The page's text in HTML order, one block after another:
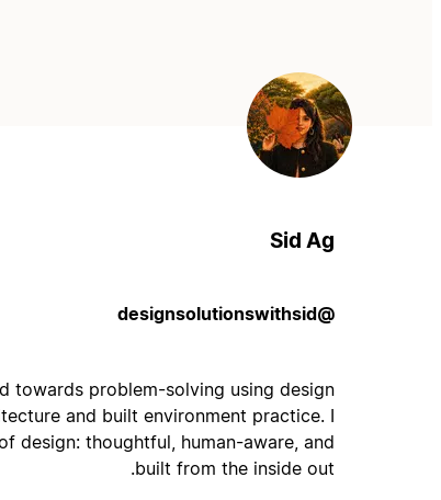
Sid Ag
@designsolutionswithsid
towards problem-solving using design
and built environment practice. I
design: thoughtful, human-aware, and
built from the inside out.